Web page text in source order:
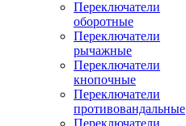
Переключатели
оборотные
Переключатели
рычажные
Переключатели
кнопочные
Переключатели
противовандальные
Переключатели